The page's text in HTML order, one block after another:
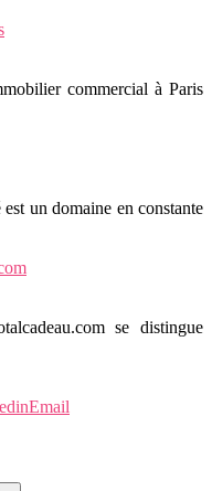
commercial à Paris
un domaine en constante
se distingue
Email